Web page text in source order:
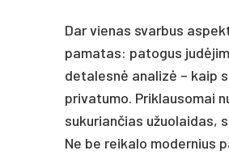
Dar vienas svarbus
pamatas: patogus
detalesnė analizė – kaip
privatumo. Priklausomai
sukuriančias užuolaidas,
Ne be reikalo modernius